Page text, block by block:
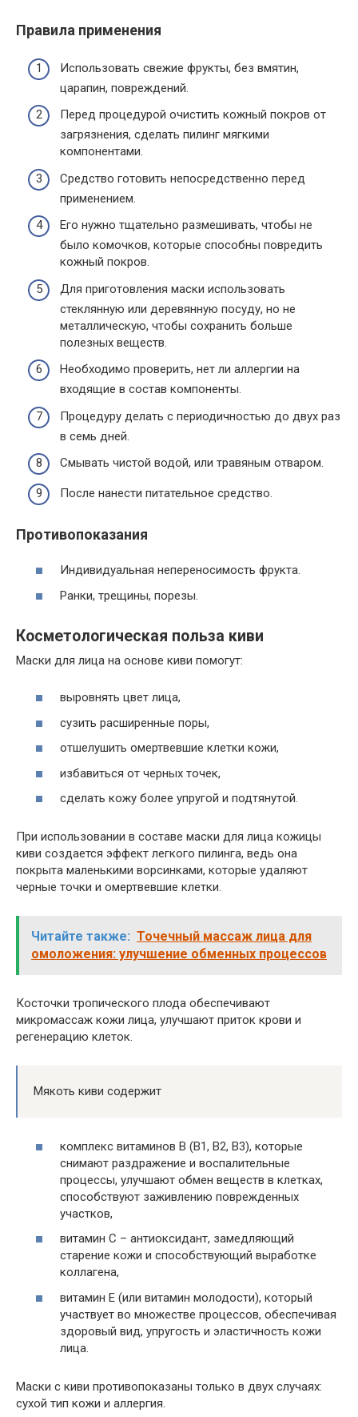
Правила применения
Использовать свежие фрукты, без вмятин,
царапин, повреждений.
Перед процедурой очистить кожный покров от
загрязнения, сделать пилинг мягкими
компонентами.
Средство готовить непосредственно перед
применением.
Его нужно тщательно размешивать, чтобы не
было комочков, которые способны повредить
кожный покров.
Для приготовления маски использовать
стеклянную или деревянную посуду, но не
металлическую, чтобы сохранить больше
полезных веществ.
Необходимо проверить, нет ли аллергии на
входящие в состав компоненты.
Процедуру делать с периодичностью до двух раз
в семь дней.
Смывать чистой водой, или травяным отваром.
После нанести питательное средство.
Противопоказания
Индивидуальная непереносимость фрукта.
Ранки, трещины, порезы.
Косметологическая польза киви
Маски для лица на основе киви помогут:
выровнять цвет лица,
сузить расширенные поры,
отшелушить омертвевшие клетки кожи,
избавиться от черных точек,
сделать кожу более упругой и подтянутой.
При использовании в составе маски для лица кожицы
киви создается эффект легкого пилинга, ведь она
покрыта маленькими ворсинками, которые удаляют
черные точки и омертвевшие клетки.
Читайте также: Точечный массаж лица для
омоложения: улучшение обменных процессов
Косточки тропического плода обеспечивают
микромассаж кожи лица, улучшают приток крови и
регенерацию клеток.
Мякоть киви содержит
комплекс витаминов В (В1, В2, В3), которые
снимают раздражение и воспалительные
процессы, улучшают обмен веществ в клетках,
способствуют заживлению поврежденных
участков,
витамин С – антиоксидант, замедляющий
старение кожи и способствующий выработке
коллагена,
витамин Е (или витамин молодости), который
участвует во множестве процессов, обеспечивая
здоровый вид, упругость и эластичность кожи
лица.
Маски с киви противопоказаны только в двух случаях:
сухой тип кожи и аллергия.